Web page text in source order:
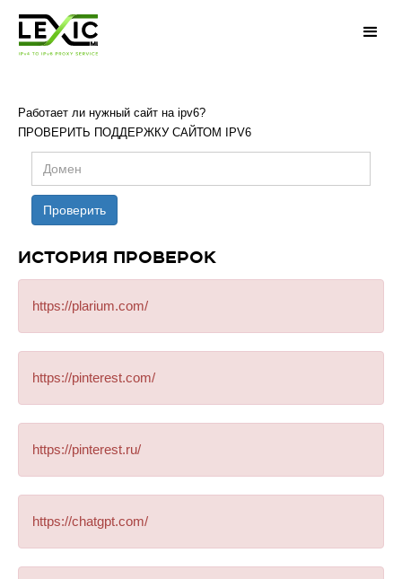
Работает ли нужный сайт на ipv6?
ПРОВЕРИТЬ ПОДДЕРЖКУ САЙТОМ IPV6
Проверить
ИСТОРИЯ ПРОВЕРОК
https://plarium.com/
https://pinterest.com/
https://pinterest.ru/
https://chatgpt.com/